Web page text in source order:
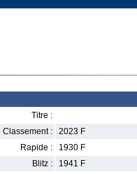
Titre :
Classement :
2023 F
Rapide :
1930 F
Blitz :
1941 F